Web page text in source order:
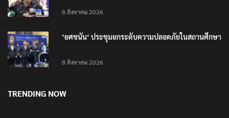
8 สิงหาคม 2026
’ยศชนัน‘ ประชุมยกระดับความปลอดภัยในสถานศึกษา
8 สิงหาคม 2026
TRENDING NOW